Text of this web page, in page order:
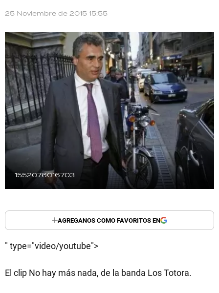
25 Noviembre de 2015 15:55
1552076016703
AGREGANOS COMO FAVORITOS EN
" type="video/youtube">
El clip No hay más nada, de la banda Los Totora.
PALABRAS
HORÓSCOPO
Seguinos